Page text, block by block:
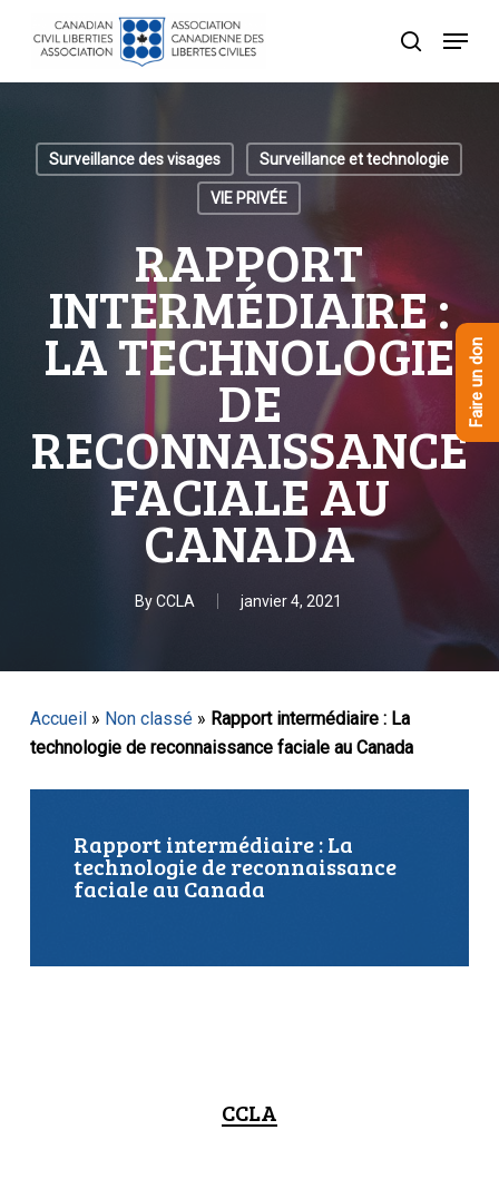
recherche
Menu
Surveillance des visages Surveillance et technologie
VIE PRIVÉE
RAPPORT
INTERMÉDIAIRE :
LA TECHNOLOGIE
DE
RECONNAISSANCE
FACIALE AU
CANADA
ByCCLA janvier 4, 2021
Accueil» Non classé» Rapport intermédiaire : La
technologie de reconnaissance faciale au Canada
Rapport intermédiaire : La
technologie de reconnaissance
faciale au Canada
CCLA
Faire un don